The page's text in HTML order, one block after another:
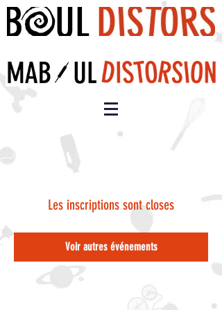
Les inscriptions sont closes
Voir autres événements